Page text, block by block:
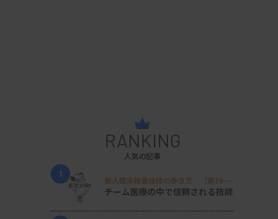
RANKING
人気の記事
1
新人臨床検査技師の歩き方 ［第16
回］
チーム医療の中で信頼される技師